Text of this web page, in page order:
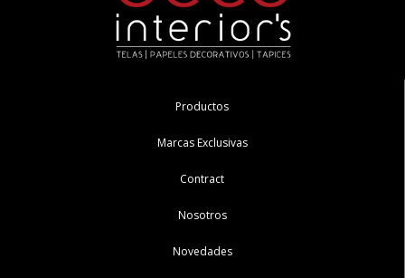
Productos
Marcas Exclusivas
Contract
Nosotros
Novedades